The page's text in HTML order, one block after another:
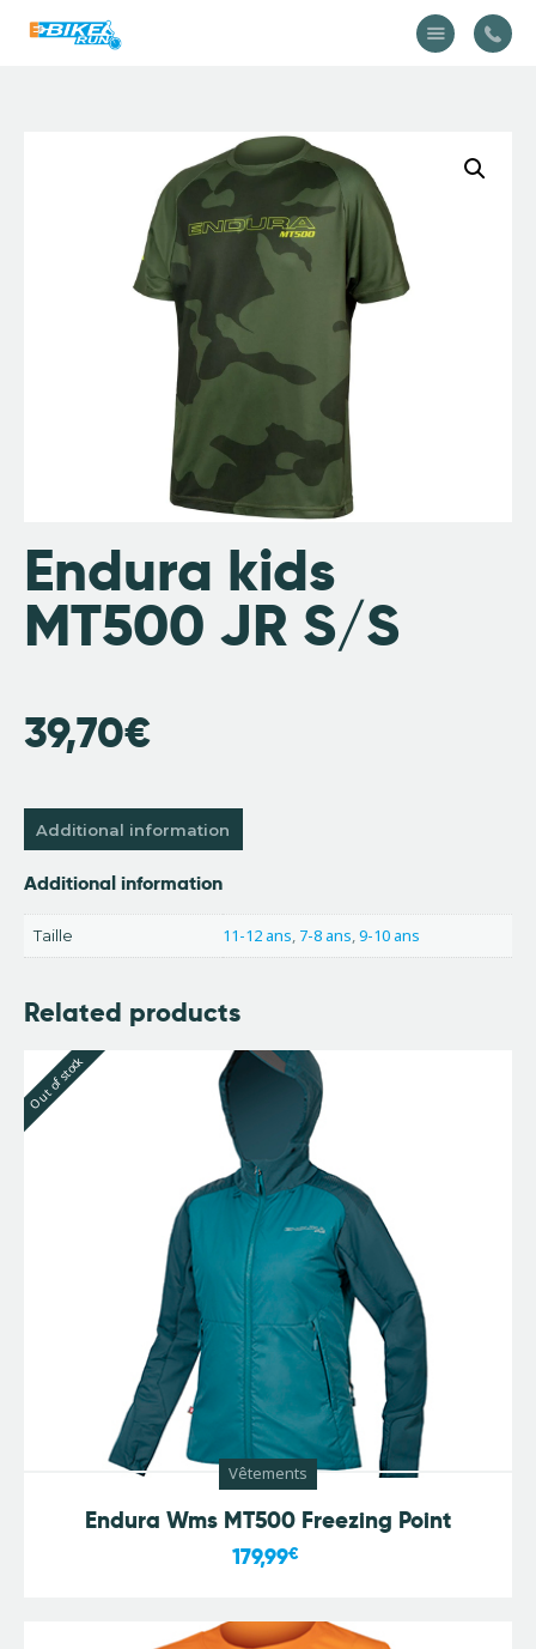
Équipement
A propos
Actualités
Contactez-nous
Endura kids
MT500 JR S/S
39,70€
Additional information
Additional information
Taille 11-12 ans, 7-8 ans,9-10 ans
Related products
Out of stock
Vêtements
Endura Wms MT500 Freezing Point
179,99€